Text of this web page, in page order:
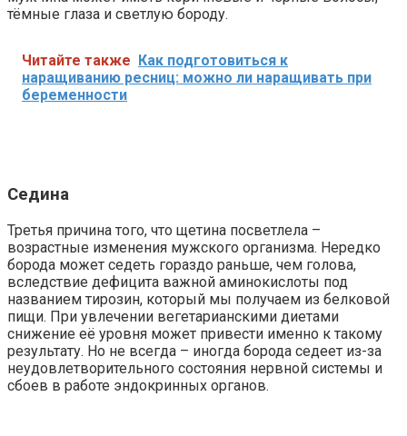
тёмные глаза и светлую бороду.
Читайте также Как подготовиться к
наращиванию ресниц: можно ли наращивать при
беременности
Седина
Третья причина того, что щетина посветлела –
возрастные изменения мужского организма. Нередко
борода может седеть гораздо раньше, чем голова,
вследствие дефицита важной аминокислоты под
названием тирозин, который мы получаем из белковой
пищи. При увлечении вегетарианскими диетами
снижение её уровня может привести именно к такому
результату. Но не всегда – иногда борода седеет из-за
неудовлетворительного состояния нервной системы и
сбоев в работе эндокринных органов.